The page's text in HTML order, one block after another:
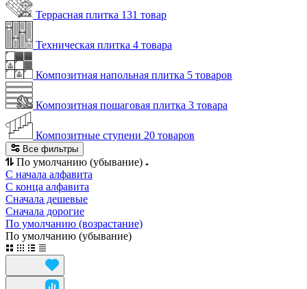
Террасная плитка 131 товар
Техническая плитка 4 товара
Композитная напольная плитка 5 товаров
Композитная пошаговая плитка 3 товара
Композитные ступени 20 товаров
Все фильтры
По умолчанию (убывание)
С начала алфавита
С конца алфавита
Сначала дешевые
Сначала дорогие
По умолчанию (возрастание)
По умолчанию (убывание)